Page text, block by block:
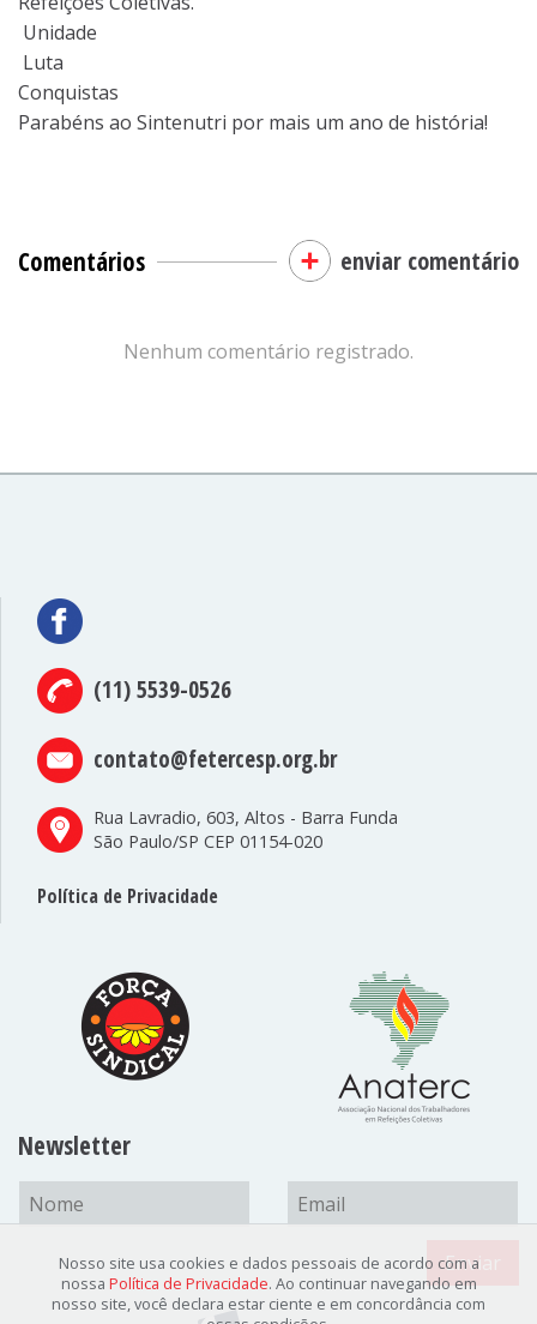
Unidade
Luta
Conquistas
Parabéns ao Sintenutri por mais um ano de história!
enviar comentário
Comentários
Nenhum comentário registrado.
(11) 5539-0526
contato@fetercesp.org.br
Rua Lavradio, 603, Altos - Barra Funda
São Paulo/SP CEP 01154-020
Política de Privacidade
Newsletter
Enviar
Nosso site usa cookies e dados pessoais de acordo com a
nossa Política de Privacidade. Ao continuar navegando em
nosso site, você declara estar ciente e em concordância com